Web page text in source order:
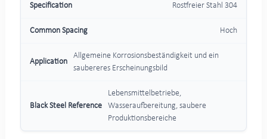
Rostfreier Stahl 304
Hoch
Allgemeine Korrosionsbeständigkeit und ein
saubereres Erscheinungsbild
Lebensmittelbetriebe,
Wasseraufbereitung, saubere
Produktionsbereiche